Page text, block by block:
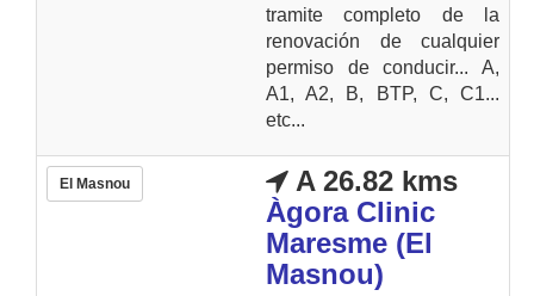
tramite completo de la
renovación de cualquier
permiso de conducir... A,
A1, A2, B, BTP, C, C1...
etc...
El Masnou
A 26.82 kms
Àgora Clinic
Maresme (El
Masnou)